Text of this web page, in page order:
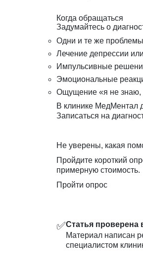
Когда обращаться
Задумайтесь о
Одни и те же
Лечение депрессии
Импульсивные
Эмоциональные
Ощущение «я не знаю,
В клинике МедМентал
Записаться на
Не уверены, какая
Пройдите короткий
примерную стоимость.
Пройти опрос
✅Статья проверена
Материал написан
специалистом